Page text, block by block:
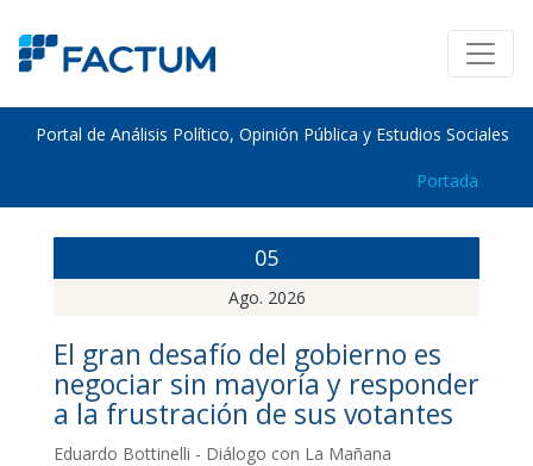
Portal de Análisis Político, Opinión Pública y Estudios Sociales
Portada
05
Ago. 2026
El gran desafío del gobierno es
negociar sin mayoría y responder
a la frustración de sus votantes
Eduardo Bottinelli - Diálogo con La Mañana